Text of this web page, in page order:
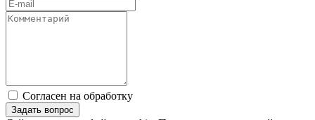
Согласен на обработку